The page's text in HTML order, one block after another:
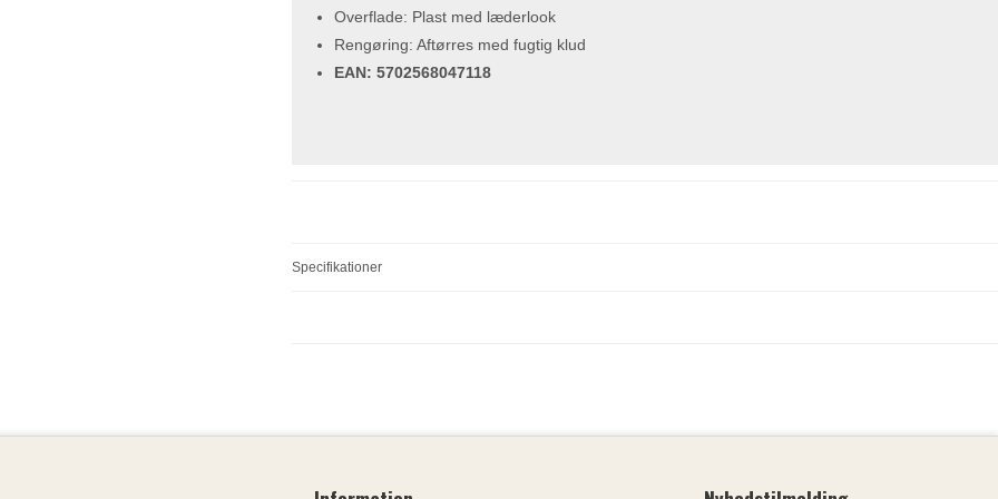
Overflade: Plast med læderlook
Rengøring: Aftørres med fugtig klud
EAN: 5702568047118
Specifikationer